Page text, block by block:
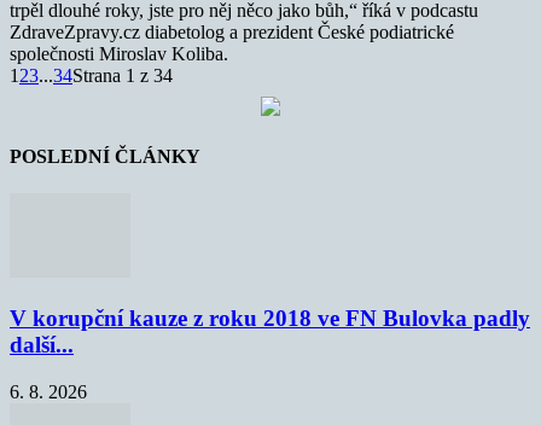
trpěl dlouhé roky, jste pro něj něco jako bůh,“ říká v podcastu
ZdraveZpravy.cz diabetolog a prezident České podiatrické
společnosti Miroslav Koliba.
1 23...34Strana 1 z 34
POSLEDNÍ ČLÁNKY
V korupční kauze z roku 2018 ve FN Bulovka padly
další...
6. 8. 2026